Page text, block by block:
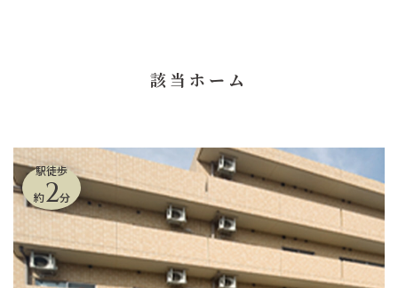
該当ホーム
駅徒歩
約2分